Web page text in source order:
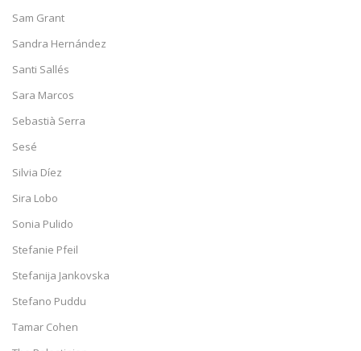
Sam Grant
Sandra Hernández
Santi Sallés
Sara Marcos
Sebastià Serra
Sesé
Silvia Díez
Sira Lobo
Sonia Pulido
Stefanie Pfeil
Stefanija Jankovska
Stefano Puddu
Tamar Cohen